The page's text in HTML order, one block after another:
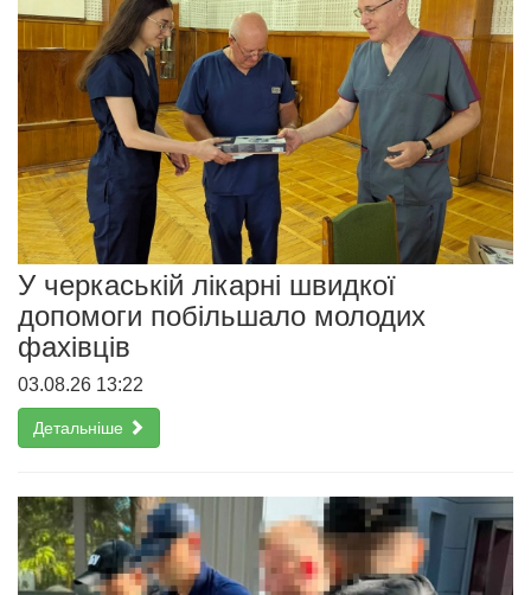
У черкаській лікарні швидкої
допомоги побільшало молодих
фахівців
03.08.26 13:22
Детальніше